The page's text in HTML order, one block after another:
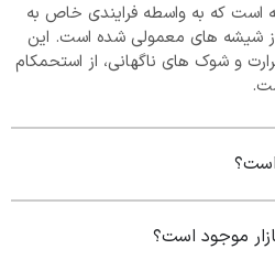
که به واسطه فرایندی خاص به
شیشه های معمولی شده است. این
و شوک های ناگهانی، از استحمکام
موجود است؟